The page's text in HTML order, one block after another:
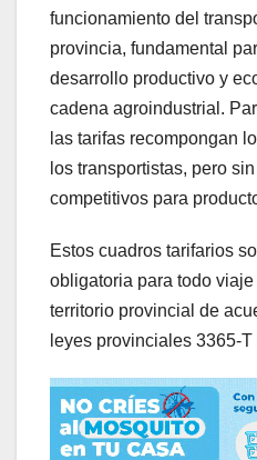
funcionamiento del
provincia, fundamental
desarrollo productivo y
cadena agroindustrial.
las tarifas recompongan
los transportistas, pero
competitivos para
Estos cuadros tarifarios
obligatoria para todo
territorio provincial de
leyes provinciales 3365-T